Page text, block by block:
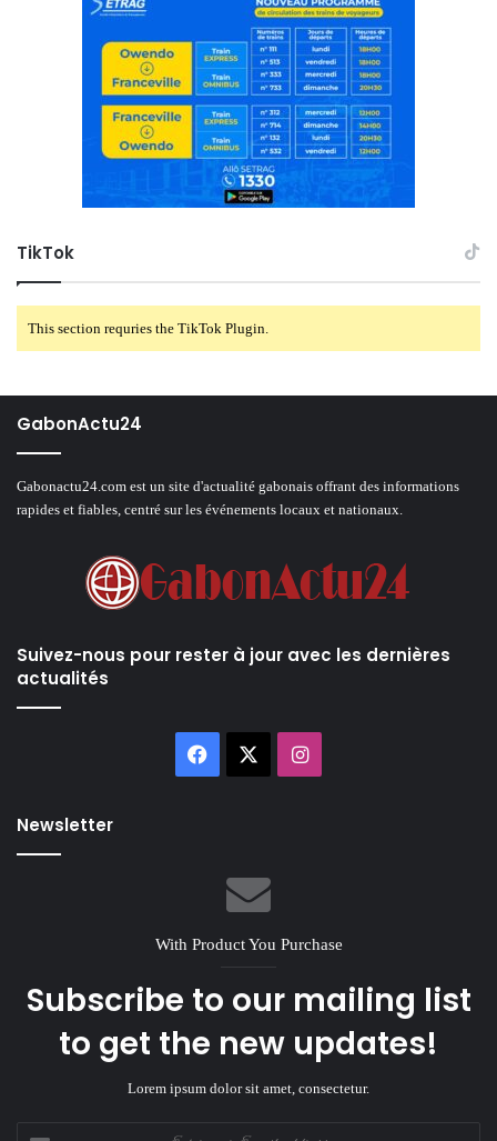
TikTok
This section requries the TikTok Plugin.
GabonActu24
Gabonactu24.com est un site d'actualité gabonais offrant des informations
rapides et fiables, centré sur les événements locaux et nationaux.
Suivez-nous pour rester à jour avec les dernières
actualités
Facebook Instagram
Newsletter
With Product You Purchase
Subscribe to our mailing list
to get the new updates!
Lorem ipsum dolor sit amet, consectetur.